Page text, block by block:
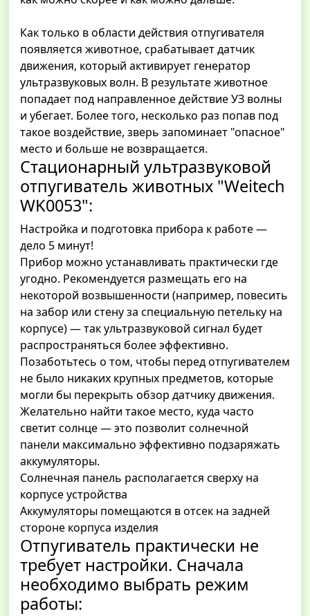
Как только в области действия отпугивателя
появляется животное, срабатывает датчик
движения, который активирует генератор
ультразвуковых волн. В результате животное
попадает под направленное действие УЗ волны
и убегает. Более того, несколько раз попав под
такое воздействие, зверь запоминает "опасное"
место и больше не возвращается.
Стационарный ультразвуковой
отпугиватель животных "Weitech
WK0053":
Настройка и подготовка прибора к работе —
дело 5 минут!
Прибор можно устанавливать практически где
угодно. Рекомендуется размещать его на
некоторой возвышенности (например, повесить
на забор или стену за специальную петельку на
корпусе) — так ультразвуковой сигнал будет
распространяться более эффективно.
Позаботьтесь о том, чтобы перед отпугивателем
не было никаких крупных предметов, которые
могли бы перекрыть обзор датчику движения.
Желательно найти такое место, куда часто
светит солнце — это позволит солнечной
панели максимально эффективно подзаряжать
аккумуляторы.
Солнечная панель располагается сверху на
корпусе устройства
Аккумуляторы помещаются в отсек на задней
стороне корпуса изделия
Отпугиватель практически не
требует настройки. Сначала
необходимо выбрать режим
работы: